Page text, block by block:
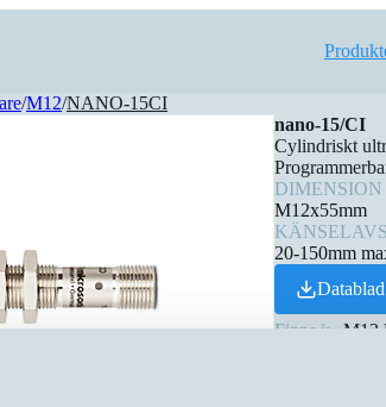
/M12/NANO-15CI
nano-15/CI
Cylindriskt
DIMENSION
M12x55mm
20-150mm
Finns i: M12